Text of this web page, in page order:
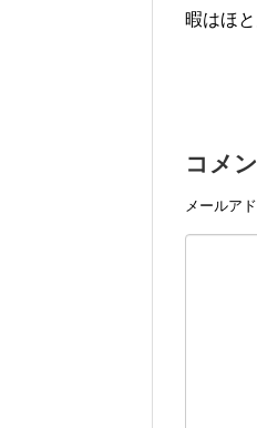
暇はほ
コメ
メールア